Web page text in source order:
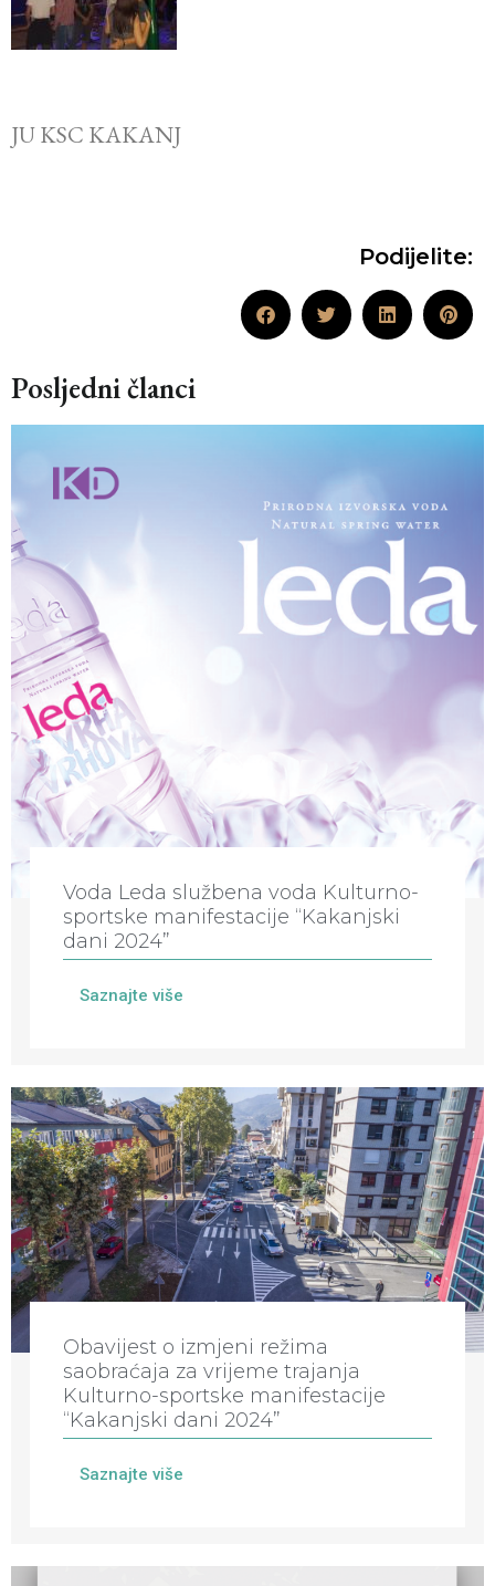
JU KSC KAKANJ
Podijelite:
Posljedni članci
Voda Leda službena voda Kulturno-
sportske manifestacije “Kakanjski
dani 2024”
Saznajte više
Obavijest o izmjeni režima
saobraćaja za vrijeme trajanja
Kulturno-sportske manifestacije
“Kakanjski dani 2024”
Saznajte više